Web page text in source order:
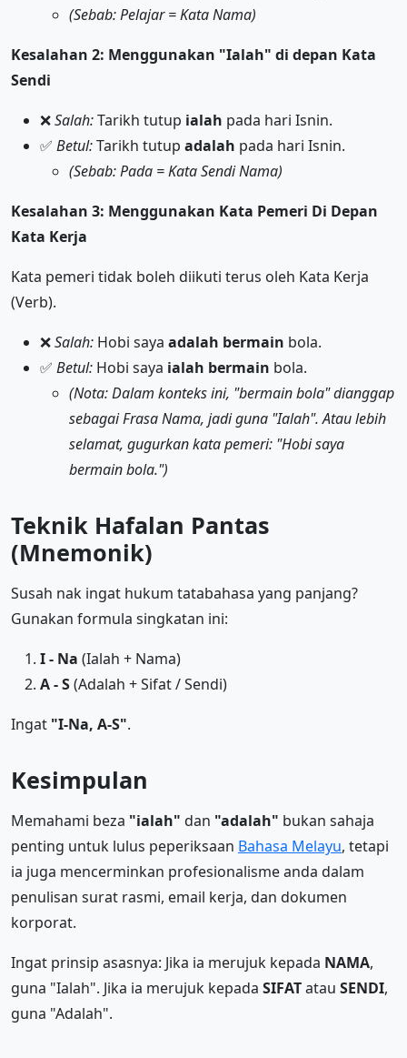
(Sebab: Pelajar = Kata Nama)
Kesalahan 2: Menggunakan "Ialah" di depan Kata
Sendi
❌Salah:Tarikh tutup ialah pada hari Isnin.
✅ Betul:Tarikh tutup adalah pada hari Isnin.
(Sebab: Pada = Kata Sendi Nama)
Kesalahan 3: Menggunakan Kata Pemeri Di Depan
Kata Kerja
Kata pemeri tidak boleh diikuti terus oleh Kata Kerja
(Verb).
❌Salah: Hobi saya adalah bermain bola.
✅ Betul: Hobi saya ialah bermain bola.
(Nota: Dalam konteks ini, "bermain bola" dianggap
sebagai Frasa Nama, jadi guna "Ialah". Atau lebih
selamat, gugurkan kata pemeri: "Hobi saya
bermain bola.")
Teknik Hafalan Pantas
(Mnemonik)
Susah nak ingat hukum tatabahasa yang panjang?
Gunakan formula singkatan ini:
I - Na (Ialah + Nama)
A - S(Adalah + Sifat / Sendi)
Ingat "I-Na, A-S".
Kesimpulan
Memahami beza "ialah" dan "adalah" bukan sahaja
penting untuk lulus peperiksaan Bahasa Melayu, tetapi
ia juga mencerminkan profesionalisme anda dalam
penulisan surat rasmi, email kerja, dan dokumen
korporat.
Ingat prinsip asasnya: Jika ia merujuk kepada NAMA,
guna "Ialah". Jika ia merujuk kepada SIFATatau SENDI,
guna "Adalah".